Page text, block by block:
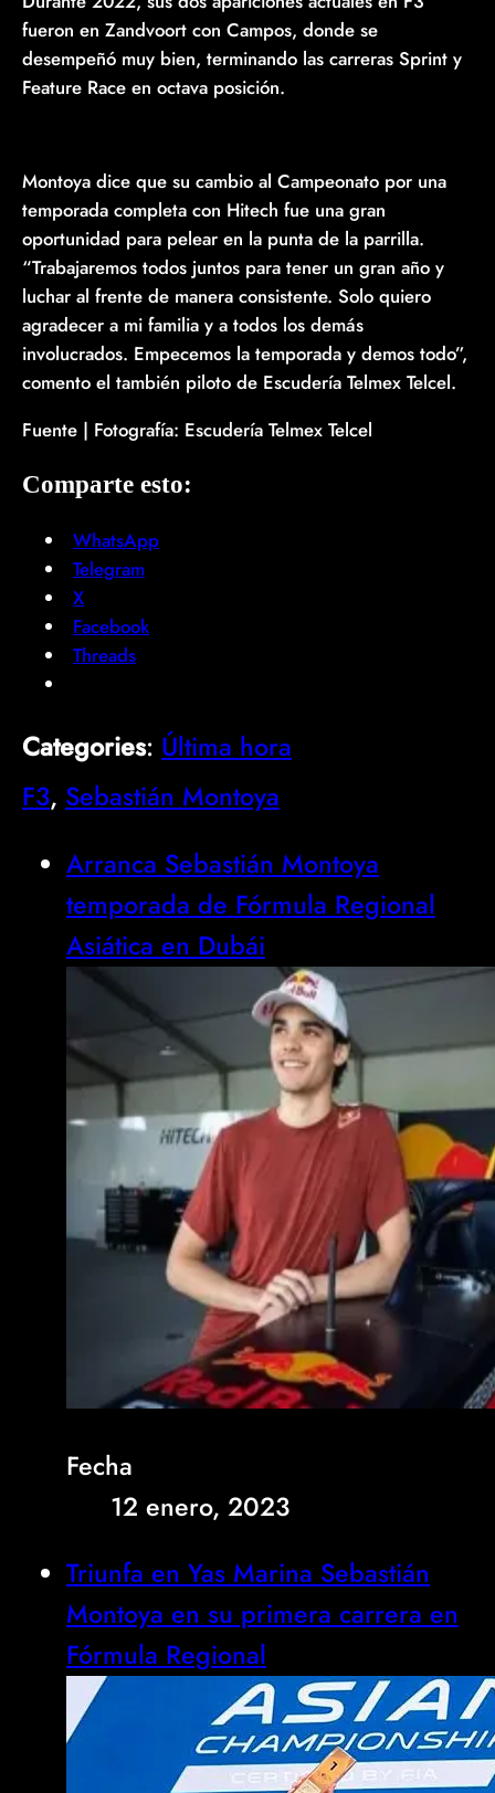
fueron en Zandvoort con Campos, donde se
desempeñó muy bien, terminando las carreras Sprint y
Feature Race en octava posición.
Montoya dice que su cambio al Campeonato por una
temporada completa con Hitech fue una gran
oportunidad para pelear en la punta de la parrilla.
“Trabajaremos todos juntos para tener un gran año y
luchar al frente de manera consistente. Solo quiero
agradecer a mi familia y a todos los demás
involucrados. Empecemos la temporada y demos todo”,
comento el también piloto de Escudería Telmex Telcel.
Fuente | Fotografía: Escudería Telmex Telcel
Comparte esto:
WhatsApp
Telegram
X
Facebook
Threads
Categories: Última hora
F3, Sebastián Montoya
Arranca Sebastián Montoya
temporada de Fórmula Regional
Asiática en Dubái
Fecha
12 enero, 2023
Triunfa en Yas Marina Sebastián
Montoya en su primera carrera en
Fórmula Regional